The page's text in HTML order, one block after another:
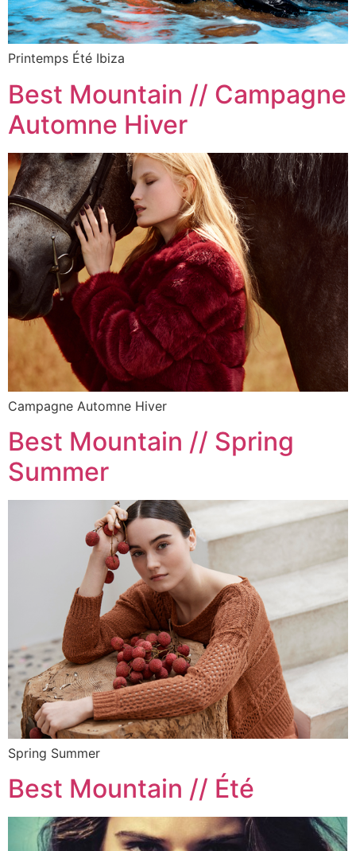
Printemps Été Ibiza
Best Mountain // Campagne
Automne Hiver
Campagne Automne Hiver
Best Mountain // Spring
Summer
Spring Summer
Best Mountain // Été